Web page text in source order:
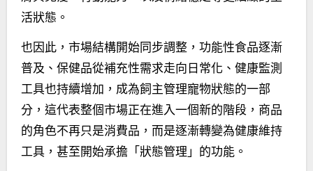
活狀態。
也因此，市場結構開始同步調整，功能性食品逐漸
普及、保健品從補充性需求走向日常化、健康監測
工具也持續增加，成為飼主管理寵物狀態的一部
分，這代表整個市場正在進入一個新的階段，商品
的角色不再只是消費品，而是逐漸轉變為健康維持
工具，甚至開始承擔「狀態管理」的功能。